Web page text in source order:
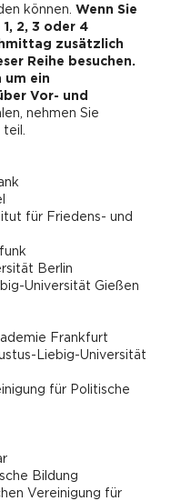
können. Wenn Sie
2, 3 oder 4
zusätzlich
Reihe besuchen.
um ein
Vor- und
nehmen Sie
für Friedens- und
Berlin
Universität Gießen
Frankfurt
Liebig-Universität
für Politische
Bildung
Vereinigung für